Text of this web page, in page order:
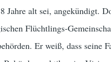
Jahre alt sei, angekündigt.
Flüchtlings-
Er weiß, dass seine